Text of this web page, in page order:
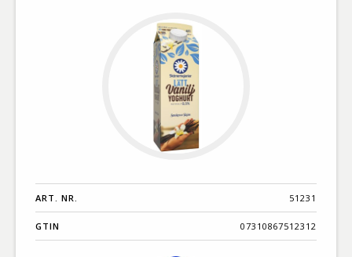
ART. NR. 51231
GTIN 07310867512312